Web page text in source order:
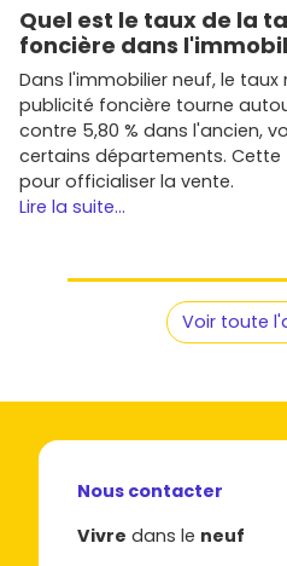
avec une attention
énergétiques.
Cogedim,Kaufman &
Eiffage Immobilier:
secteurs attractifs du
limitrophes.
Promogim, Marignan
Edouard Denis
Chaque promoteur a ses
finitions, espaces verts).
carrelage grand format,
stationnement, cellier, cave).
Comment réussir
Quel est le taux de la
foncière dans
Dans l'immobilier neuf, le
publicité foncière tourne
contre 5,80 % dans l'ancien,
certains départements.
pour officialiser la vente.
Lire la suite...
Voir toute
Nous contacter
Vivre dans le neuf